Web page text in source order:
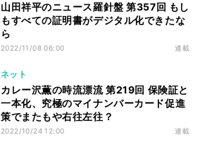
山田祥平のニュース羅針盤 第357回 もし
もすべての証明書がデジタル化できたな
ら
2022/11/08 06:00 連載
ネット
カレー沢薫の時流漂流 第219回 保険証と
一本化、究極のマイナンバーカード促進
策でまたもや右往左往？
2022/10/24 12:00 連載